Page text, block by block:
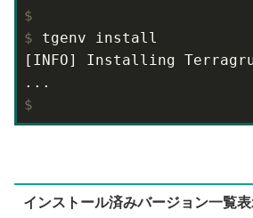
$
$ tgenv install
[INFO] Installing
$
インストール済みバージョン一覧